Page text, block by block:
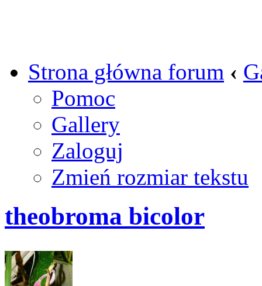
Strona główna forum ‹
Pomoc
Gallery
Zaloguj
Zmień rozmiar tekstu
theobroma bicolor